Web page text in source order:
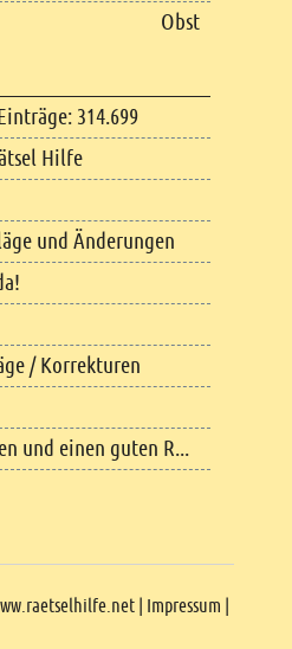
| Impressum |
Obst
314.699
Hilfe
und Änderungen
/ Korrekturen
und einen guten R...